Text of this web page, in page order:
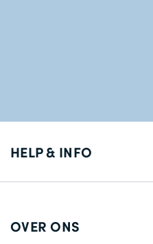
HELP & INFO
OVER ONS